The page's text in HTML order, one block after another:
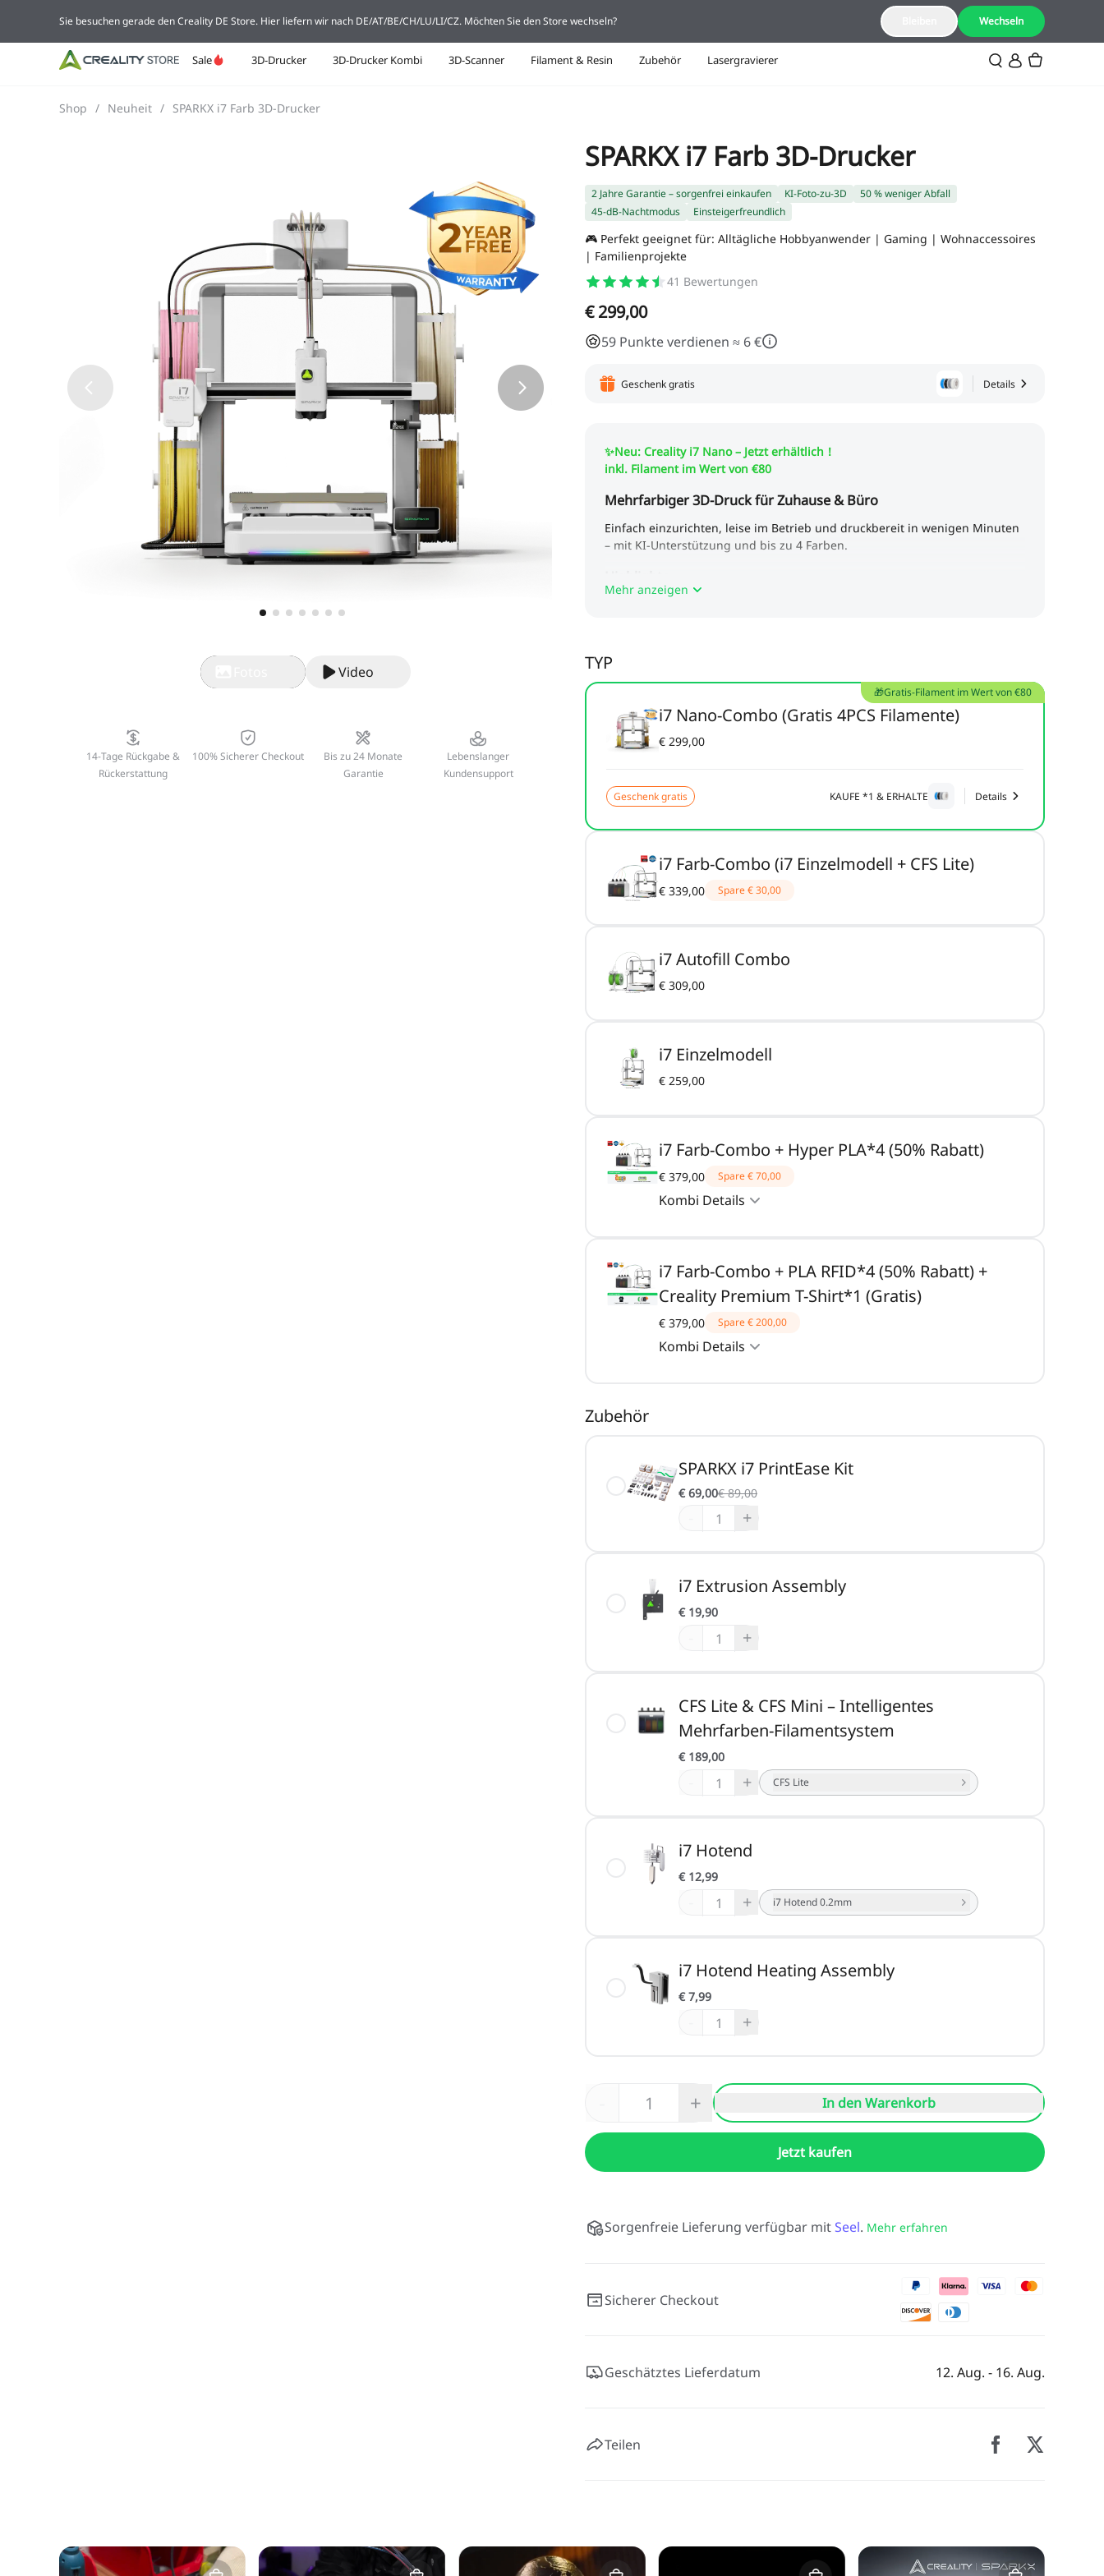
DE(Deutsch)
Sale 3D-Drucker 3D-Drucker Kombi 3D-Scanner Filament & Resin Zubehör Lasergravierer
Shop / Neuheit / SPARKX i7 Farb 3D-Drucker
Video
14-Tage Rückgabe &
Rückerstattung
100% Sicherer Checkout
Bis zu 24 Monate
Garantie
Lebenslanger
Kundensupport
SPARKX i7 Farb 3D-Drucker
2 Jahre Garantie – sorgenfrei einkaufen KI-Foto-zu-3D
50 % weniger Abfall
45-dB-Nachtmodus
Einsteigerfreundlich
🎮 Perfekt geeignet für: Alltägliche Hobbyanwender | Gaming | Wohnaccessoires
| Familienprojekte
41 Bewertungen
€ 299,00
59 Punkte verdienen ≈ 6 €
Geschenk gratis Details
Mehr anzeigen
TYP
i7 Nano-Combo (Gratis 4PCS Filamente)
€ 299,00
🎁Gratis-Filament im Wert von €80
Geschenk gratis KAUFE *1 & ERHALTE Details
i7 Farb-Combo (i7 Einzelmodell + CFS Lite)
€ 339,00 Spare€ 30,00
i7 Autofill Combo
€ 309,00
i7 Einzelmodell
€ 259,00
i7 Farb-Combo + Hyper PLA*4 (50% Rabatt)
€ 379,00 Spare€ 70,00
Kombi Details
i7 Farb-Combo + PLA RFID*4 (50% Rabatt) +
Creality Premium T-Shirt*1 (Gratis)
€ 379,00 Spare€ 200,00
Kombi Details
Zubehör
SPARKX i7 PrintEase Kit
€ 89,00
€ 69,00
+
i7 Extrusion Assembly
€ 19,90
+
CFS Lite & CFS Mini – Intelligentes
Mehrfarben-Filamentsystem
€ 189,00
+ CFS Lite
i7 Hotend
€ 12,99
+ i7 Hotend 0.2mm
i7 Hotend Heating Assembly
€ 7,99
+
+ In den Warenkorb
Jetzt kaufen
Sorgenfreie Lieferung verfügbar mit Seel. Mehr erfahren
Sicherer Checkout
Geschätztes Lieferdatum 12. Aug. - 16. Aug.
Teilen
Sie besuchen gerade den Creality DE Store. Hier liefern wir nach DE/AT/BE/CH/LU/LI/CZ. Möchten Sie den Store wechseln? Wechseln